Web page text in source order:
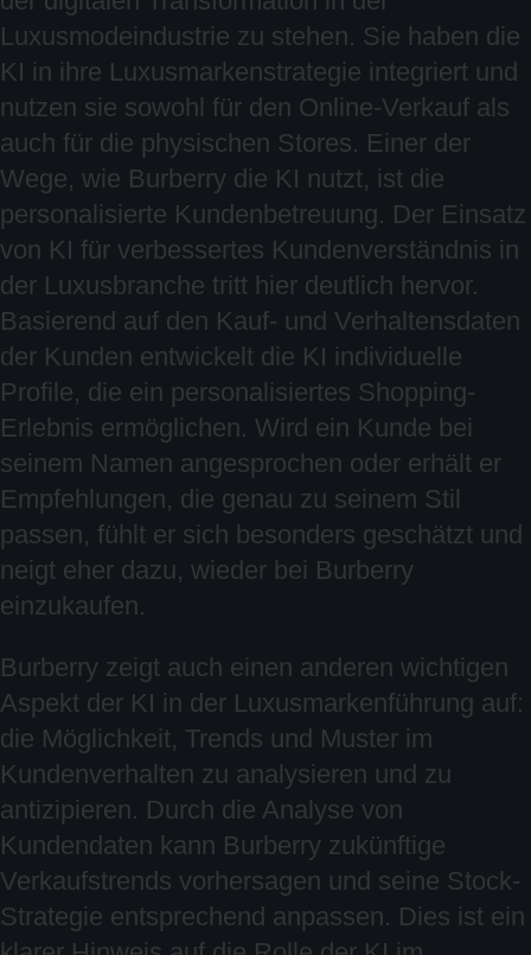
Luxusmodeindustrie zu stehen. Sie haben die
KI in ihre Luxusmarkenstrategie integriert und
nutzen sie sowohl für den Online-Verkauf als
auch für die physischen Stores. Einer der
Wege, wie Burberry die KI nutzt, ist die
personalisierte Kundenbetreuung. Der Einsatz
von KI für verbessertes Kundenverständnis in
der Luxusbranche tritt hier deutlich hervor.
Basierend auf den Kauf- und Verhaltensdaten
der Kunden entwickelt die KI individuelle
Profile, die ein personalisiertes Shopping-
Erlebnis ermöglichen. Wird ein Kunde bei
seinem Namen angesprochen oder erhält er
Empfehlungen, die genau zu seinem Stil
passen, fühlt er sich besonders geschätzt und
neigt eher dazu, wieder bei Burberry
einzukaufen.
Burberry zeigt auch einen anderen wichtigen
Aspekt der KI in der Luxusmarkenführung auf:
die Möglichkeit, Trends und Muster im
Kundenverhalten zu analysieren und zu
antizipieren. Durch die Analyse von
Kundendaten kann Burberry zukünftige
Verkaufstrends vorhersagen und seine Stock-
Strategie entsprechend anpassen. Dies ist ein